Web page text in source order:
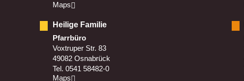
Maps
Heilige Familie
Pfarrbüro
Voxtruper Str. 83
49082 Osnabrück
Tel. 0541 58482-0
Maps